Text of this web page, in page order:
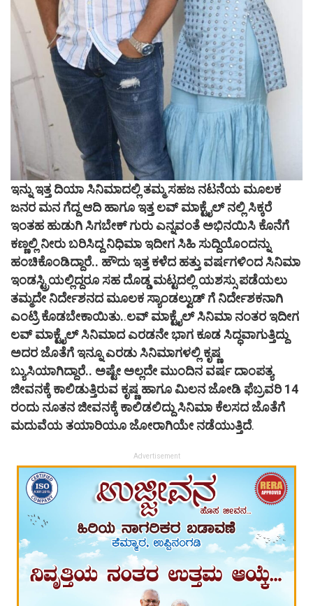
ಇನ್ನು ಇತ್ತ ದಿಯಾ ಸಿನಿಮಾದಲ್ಲಿ ತಮ್ಮ ಸಹಜ ನಟನೆಯ ಮೂಲಕ
ಜನರ ಮನ ಗೆದ್ದ ಆದಿ ಹಾಗೂ ಇತ್ತ ಲವ್ ಮಾಕ್ಟೈಲ್ ನಲ್ಲಿ ಸಿಕ್ಕರೆ
ಇಂತಹ ಹುಡುಗಿ ಸಿಗಬೇಕ್ ಗುರು ಎನ್ನವಂತೆ ಅಭಿನಯಿಸಿ‌ ಕೊನೆಗೆ
ಕಣ್ಣಲ್ಲಿ‌ ನೀರು ಬರಿಸಿದ್ದ ನಿಧಿಮಾ ಇದೀಗ ಸಿಹಿ ಸುದ್ದಿಯೊಂದನ್ನು
ಹಂಚಿಕೊಂಡಿದ್ದಾರೆ.. ಹೌದು ಇತ್ತ ಕಳೆದ ಹತ್ತು ವರ್ಷಗಳಿಂದ ಸಿನಿಮಾ
ಇಂಡಸ್ಟ್ರಿಯಲ್ಲಿದ್ದರೂ ಸಹ ದೊಡ್ಡ ಮಟ್ಟದಲ್ಲಿ ಯಶಸ್ಸು ಪಡೆಯಲು
ತಮ್ಮದೇ ನಿರ್ದೇಶನದ ಮೂಲಕ ಸ್ಯಾಂಡಲ್ವುಡ್ ಗೆ ನಿರ್ದೇಶಕನಾಗಿ
ಎಂಟ್ರಿ ಕೊಡಬೇಕಾಯಿತು..‌ಲವ್ ಮಾಕ್ಟೈಲ್ ಸಿನಿಮಾ ನಂತರ ಇದೀಗ
ಲವ್ ಮಾಕ್ಟೈಲ್ ಸಿನಿಮಾದ ಎರಡನೇ ಭಾಗ ಕೂಡ ಸಿದ್ಧವಾಗುತ್ತಿದ್ದು
ಅದರ ಜೊತೆಗೆ ಇನ್ನೂ ಎರಡು ಸಿನಿಮಾಗಳಲ್ಲಿ ಕೃಷ್ಣ
ಬ್ಯುಸಿಯಾಗಿದ್ದಾರೆ.. ಅಷ್ಟೇ ಅಲ್ಲದೇ ಮುಂದಿನ ವರ್ಷ ದಾಂಪತ್ಯ
ಜೀವನಕ್ಕೆ ಕಾಲಿಡುತ್ತಿರುವ ಕೃಷ್ಣ ಹಾಗೂ ಮಿಲನ ಜೋಡಿ ಫೆಬ್ರವರಿ 14
ರಂದು ನೂತನ ಜೀವನಕ್ಕೆ ಕಾಲಿಡಲಿದ್ದು ಸಿನಿಮಾ ಕೆಲಸದ ಜೊತೆಗೆ
ಮದುವೆಯ ತಯಾರಿಯೂ ಜೋರಾಗಿಯೇ ನಡೆಯುತ್ತಿದೆ.
Advertisement